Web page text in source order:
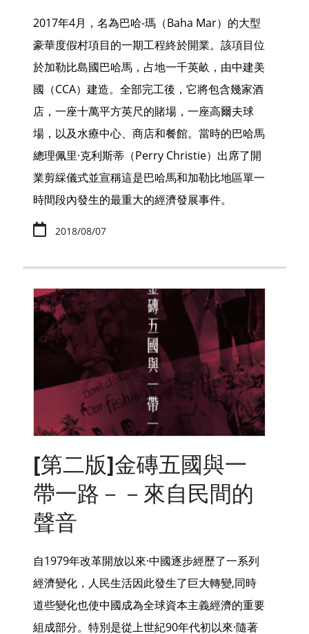
2017年4月，名為巴哈-瑪（Baha Mar）的大型
豪華度假村項目的一期工程終於開業。該項目位
於加勒比島國巴哈馬，占地一千英畝，由中建美
國（CCA）建造。全部完工後，它將包含幾家酒
店，一座十萬平方英尺的賭場，一座高爾夫球
場，以及水療中心、商店和餐館。當時的巴哈馬
總理佩里·克利斯蒂（Perry Christie）出席了開
業剪綵儀式並宣稱這是巴哈馬和加勒比地區單一
時間段內發生的最重大的經濟發展事件。
2018/08/07
[第二版]金磚五國與一
帶一路－－來自民間的
聲音
自1979年改革開放以來·中國逐步經歷了一系列
經濟變化，人民生活因此發生了巨大轉變,同時
道些變化也使中國成為全球資本主義經濟的重要
組成部分。特別是從上世紀90年代初以來·隨著